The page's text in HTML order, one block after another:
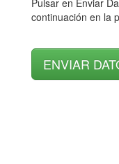
Pulsar en Enviar
continuación en la